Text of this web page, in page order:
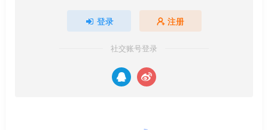
登录 注册
社交账号登录